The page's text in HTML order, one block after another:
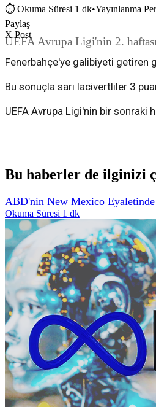
⏱ Okuma Süresi 1 dk•Yayınlanma
Paylaş
X Post
UEFA Avrupa Ligi'nin 2.
Fenerbahçe'ye galibiyeti getiren
Bu sonuçla sarı lacivertliler 3
UEFA Avrupa Ligi'nin bir sonraki
Bu haberler de ilginizi
ABD'nin New Mexico
Okuma Süresi 1 dk